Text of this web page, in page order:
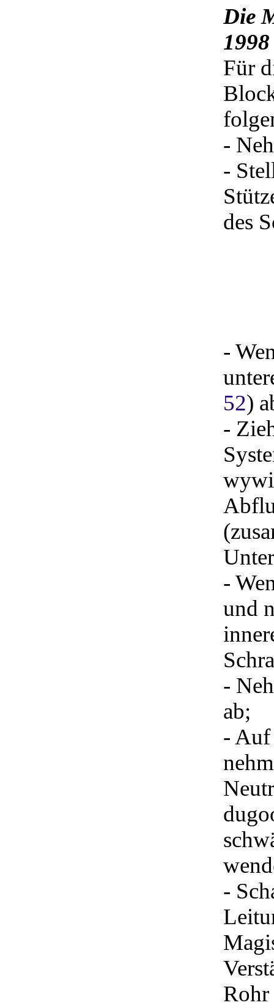
Die
1998
Für
-
-
des
-
52)
-
-
und
-
ab;
-
-
Rohr